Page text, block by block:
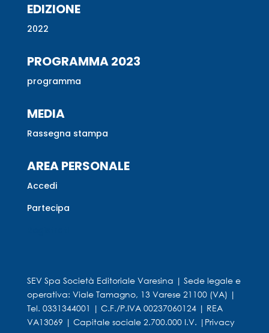
EDIZIONE
2022
PROGRAMMA 2023
programma
MEDIA
Rassegna stampa
AREA PERSONALE
Accedi
Partecipa
SEV Spa Società Editoriale Varesina | Sede legale e
operativa: Viale Tamagno, 13 Varese 21100 (VA) |
Tel. 0331344001 | C.F./P.IVA 00237060124 | REA
VA13069 | Capitale sociale 2.700.000 I.V. | Privacy